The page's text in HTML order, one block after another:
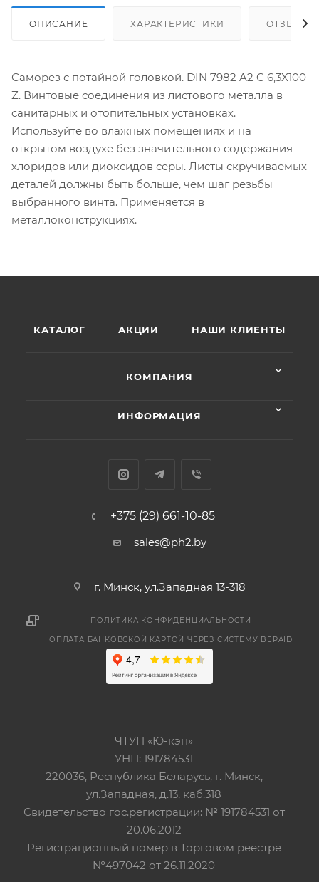
ОПИСАНИЕ ХАРАКТЕРИСТИКИ ОТЗЫВЫ
Саморез с потайной головкой. DIN 7982 A2 C 6,3X100
Z. Винтовые соединения из листового металла в
санитарных и отопительных установках.
Используйте во влажных помещениях и на
открытом воздухе без значительного содержания
хлоридов или диоксидов серы. Листы скручиваемых
деталей должны быть больше, чем шаг резьбы
выбранного винта. Применяется в
металлоконструкциях.
КАТАЛОГ АКЦИИ НАШИ КЛИЕНТЫ
КОМПАНИЯ
ИНФОРМАЦИЯ
+375 (29) 661-10-85
sales@ph2.by
г. Минск, ул.Западная 13-318
ПОЛИТИКА КОНФИДЕНЦИАЛЬНОСТИ
ОПЛАТА БАНКОВСКОЙ КАРТОЙ ЧЕРЕЗ СИСТЕМУ BEPAID
ЧТУП «Ю-кэн»
УНП: 191784531
220036, Республика Беларусь, г. Минск,
ул.Западная, д.13, каб.318
Свидетельство гос.регистрации: № 191784531 от
20.06.2012
Регистрационный номер в Торговом реестре
№497042 от 26.11.2020